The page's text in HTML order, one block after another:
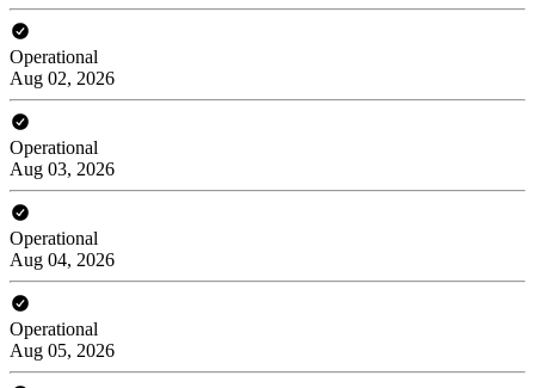
Operational
Aug 02, 2026
Operational
Aug 03, 2026
Operational
Aug 04, 2026
Operational
Aug 05, 2026